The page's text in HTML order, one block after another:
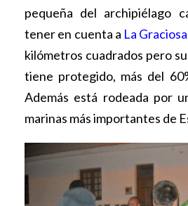
pequeña del archipiélago
tener en cuenta a La Graciosa
kilómetros cuadrados pero
tiene protegido, más del
Además está rodeada por
marinas más importantes de